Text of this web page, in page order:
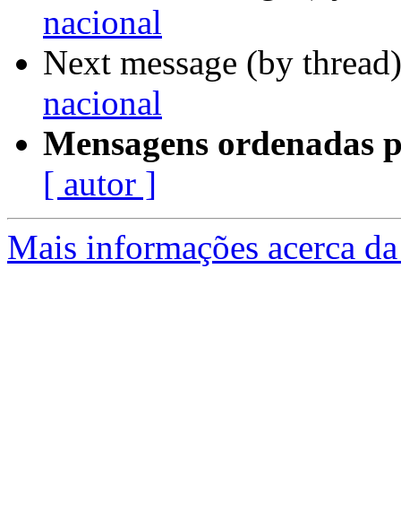
nacional
Next message (by
nacional
Mensagens ordenadas
[ autor ]
Mais informações acerca